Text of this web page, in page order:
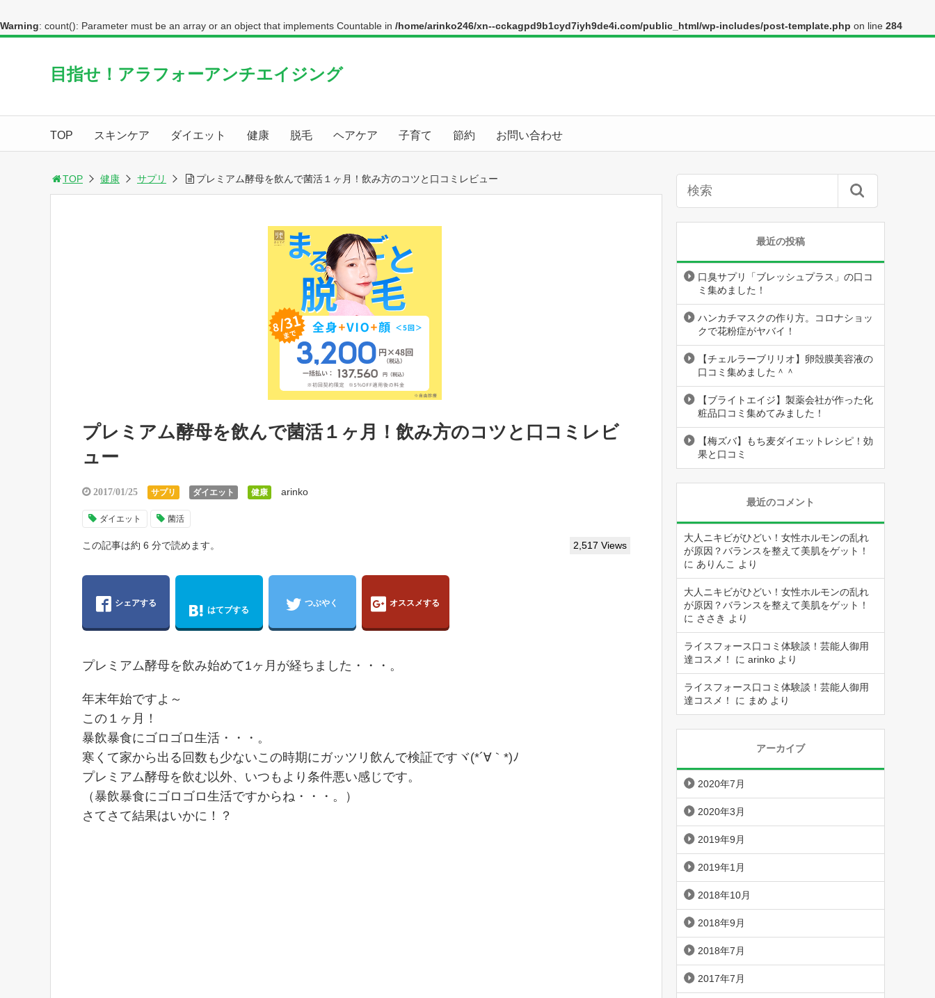
Warning: count(): Parameter must be an array or an object that implements Countable in /home/arinko246/xn--cckagpd9b1cyd7iyh9de4i.com/public_html/wp-includes/post-template.php on line 284
目指せ！アラフォーアンチエイジング
TOP スキンケア ダイエット 健康 脱毛 ヘアケア 子育て 節約 お問い合わせ
TOP 健康 サプリ プレミアム酵母を飲んで菌活１ヶ月！飲み方のコツと口コミレビュー
プレミアム酵母を飲んで菌活１ヶ月！飲み方のコツと口コミレビ
ュー
2017/01/25 サプリ ダイエット 健康 arinko
ダイエット 菌活
この記事は約 6 分で読めます。 2,517 Views
シェアする
はてブする
つぶやく オススメする
プレミアム酵母を飲み始めて1ヶ月が経ちました・・・。
年末年始ですよ～
この１ヶ月！
暴飲暴食にゴロゴロ生活・・・。
寒くて家から出る回数も少ないこの時期にガッツリ飲んで検証ですヾ(*´∀｀*)ﾉ
プレミアム酵母を飲む以外、いつもより条件悪い感じです。
（暴飲暴食にゴロゴロ生活ですからね・・・。）
さてさて結果はいかに！？
最近の投稿
口臭サプリ「ブレッシュプラス」の口コ
ミ集めました！
ハンカチマスクの作り方。コロナショッ
クで花粉症がヤバイ！
【チェルラーブリリオ】卵殻膜美容液の
口コミ集めました＾＾
【ブライトエイジ】製薬会社が作った化
粧品口コミ集めてみました！
【梅ズバ】もち麦ダイエットレシピ！効
果と口コミ
最近のコメント
大人ニキビがひどい！女性ホルモンの乱れ
が原因？バランスを整えて美肌をゲット！
に ありんこ より
大人ニキビがひどい！女性ホルモンの乱れ
が原因？バランスを整えて美肌をゲット！
に ささき より
ライスフォース口コミ体験談！芸能人御用
達コスメ！
に arinko より
ライスフォース口コミ体験談！芸能人御用
達コスメ！
に まめ より
アーカイブ
2020年7月
2020年3月
2019年9月
2019年1月
2018年10月
2018年9月
2018年7月
2017年7月